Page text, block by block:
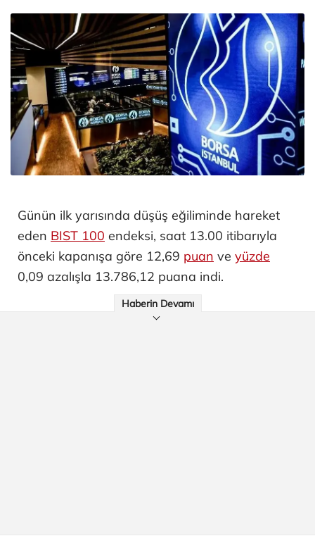
Günün ilk yarısında düşüş eğiliminde hareket
eden BIST 100 endeksi, saat 13.00 itibarıyla
önceki kapanışa göre 12,69 puan ve yüzde
0,09 azalışla 13.786,12 puana indi.
Haberin Devamı